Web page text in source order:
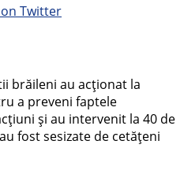
Twitter
brăileni au acționat la
a preveni faptele
și au intervenit la 40 de
fost sesizate de cetățeni